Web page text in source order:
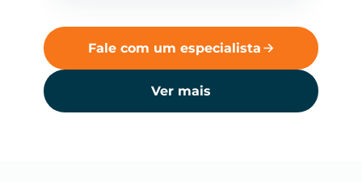
Fale com um especialista
Ver mais